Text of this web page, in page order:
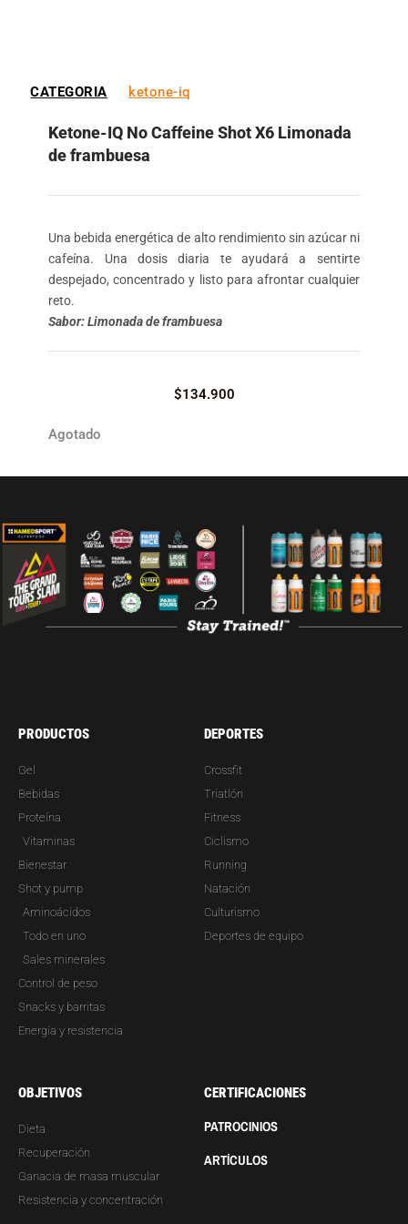
CATEGORIA ketone-iq
Ketone-IQ No Caffeine Shot X6 Limonada
de frambuesa
Una bebida energética de alto rendimiento sin azúcar ni
cafeína. Una dosis diaria te ayudará a sentirte
despejado, concentrado y listo para afrontar cualquier
reto.
Sabor: Limonada de frambuesa
$134.900
Agotado
PRODUCTOS
Gel
Bebidas
Proteína
Vitaminas
Bienestar
Shot y pump
Aminoácidos
Todo en uno
Sales minerales
Control de peso
Snacks y barritas
Energía y resistencia
DEPORTES
Crossfit
Triatlón
Fitness
Ciclismo
Running
Natación
Culturismo
Deportes de equipo
OBJETIVOS
Dieta
Recuperación
Ganacia de masa muscular
Resistencia y concentración
CERTIFICACIONES
PATROCINIOS
ARTÍCULOS